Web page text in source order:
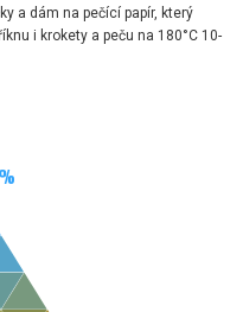
a dám na pečící papír, který
i krokety a peču na 180°C 10-
%